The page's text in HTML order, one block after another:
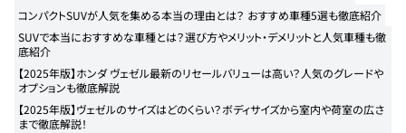
コンパクトSUVが人気を集める本当の理由とは？ おすすめ車種5選も徹底紹介
SUVで本当におすすめな車種とは？選び方やメリット・デメリットと人気車種も徹
底紹介
【2025年版】ホンダ ヴェゼル最新のリセールバリューは高い？人気のグレードや
オプションも徹底解説
【2025年版】ヴェゼルのサイズはどのくらい？ボディサイズから室内や荷室の広さ
まで徹底解説！